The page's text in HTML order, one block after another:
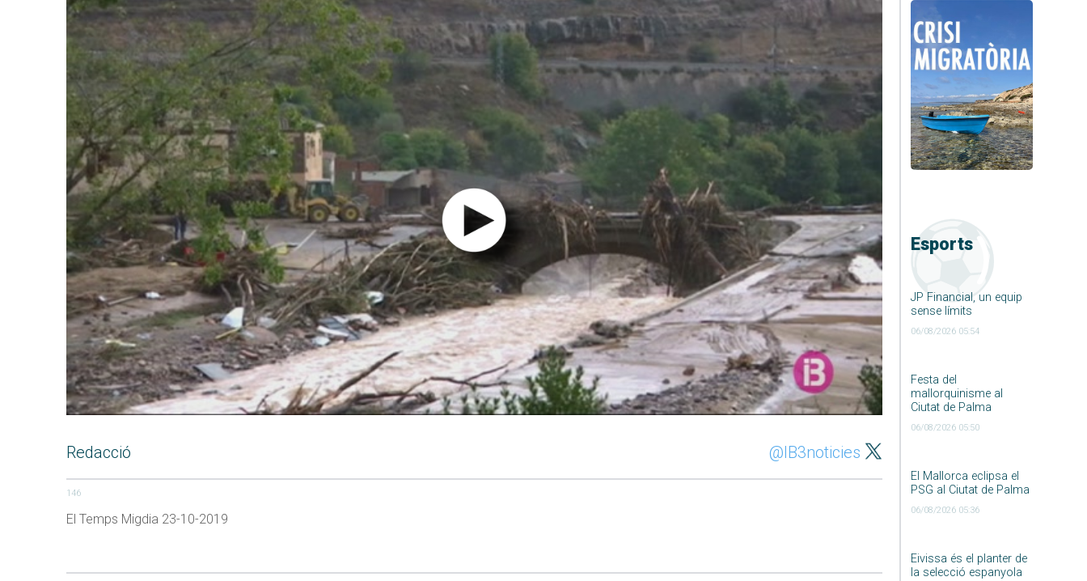
Esports
JP Financial, un equip
sense límits
06/08/2026 05:54
Festa del
mallorquinisme al
Ciutat de Palma
06/08/2026 05:50
El Mallorca eclipsa el
PSG al Ciutat de Palma
06/08/2026 05:36
Eivissa és el planter de
la selecció espanyola
Redacció @IB3noticies
146
El Temps Migdia 23-10-2019